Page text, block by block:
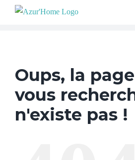
Oups, la
vous
n'existe pas !